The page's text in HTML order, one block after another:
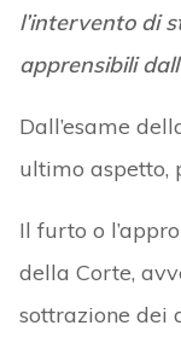
l’intervento di
apprensibili
Dall’esame
ultimo aspetto,
Il furto o
della Corte,
sottrazione dei